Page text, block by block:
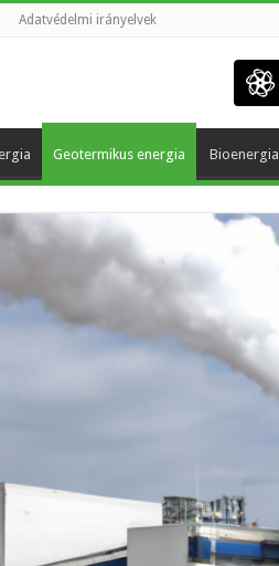
Adatvédelmi irányelvek
Geotermikus energia Bioenergia